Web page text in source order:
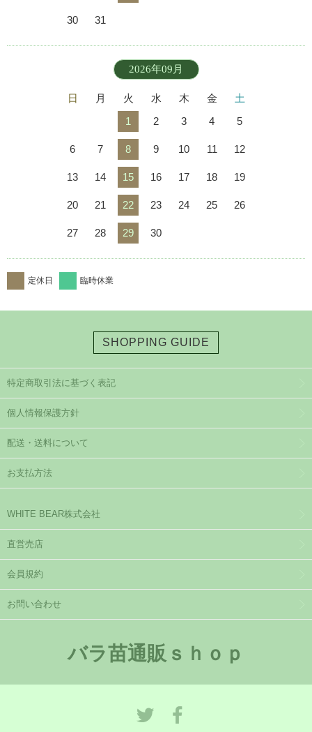
30 31
2026年09月
日 月 火 水 木 金
土
1
2 3 4 5
6 7 8 9 10 11 12
13 14 15 16 17 18 19
20 21 22 23 24 25 26
27 28 29 30
定休日 臨時休業
SHOPPING GUIDE
特定商取引法に基づく表記
個人情報保護方針
配送・送料について
お支払方法
WHITE BEAR株式会社
直営売店
会員規約
お問い合わせ
バラ苗通販ｓｈｏｐ